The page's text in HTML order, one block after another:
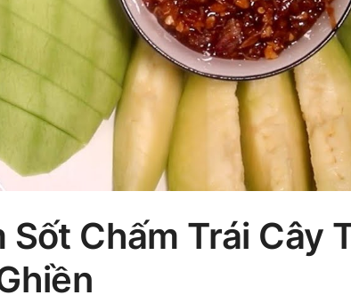
Sốt Chấm Trái Cây